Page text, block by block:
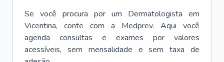
Se você procura por um Dermatologista em
Vicentina, conte com a Medprev. Aqui você
agenda consultas e exames por valores
acessíveis, sem mensalidade e sem taxa de